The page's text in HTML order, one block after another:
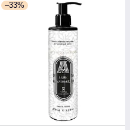
–33%